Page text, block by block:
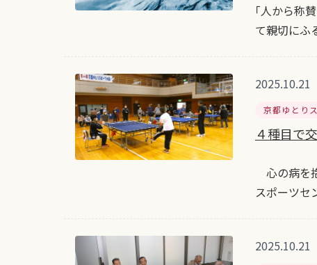
｢人から称
て親切にふ
2025.10.21
京都ゆとり
４種目で
心の病を
スポーツセ
2025.10.21